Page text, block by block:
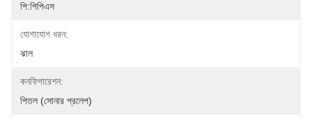
পি:পিপিএস
যোগাযোগ ধরন:
ঝাল
কনফিগারেশন:
পিতল (সোনার প্রলেপ)